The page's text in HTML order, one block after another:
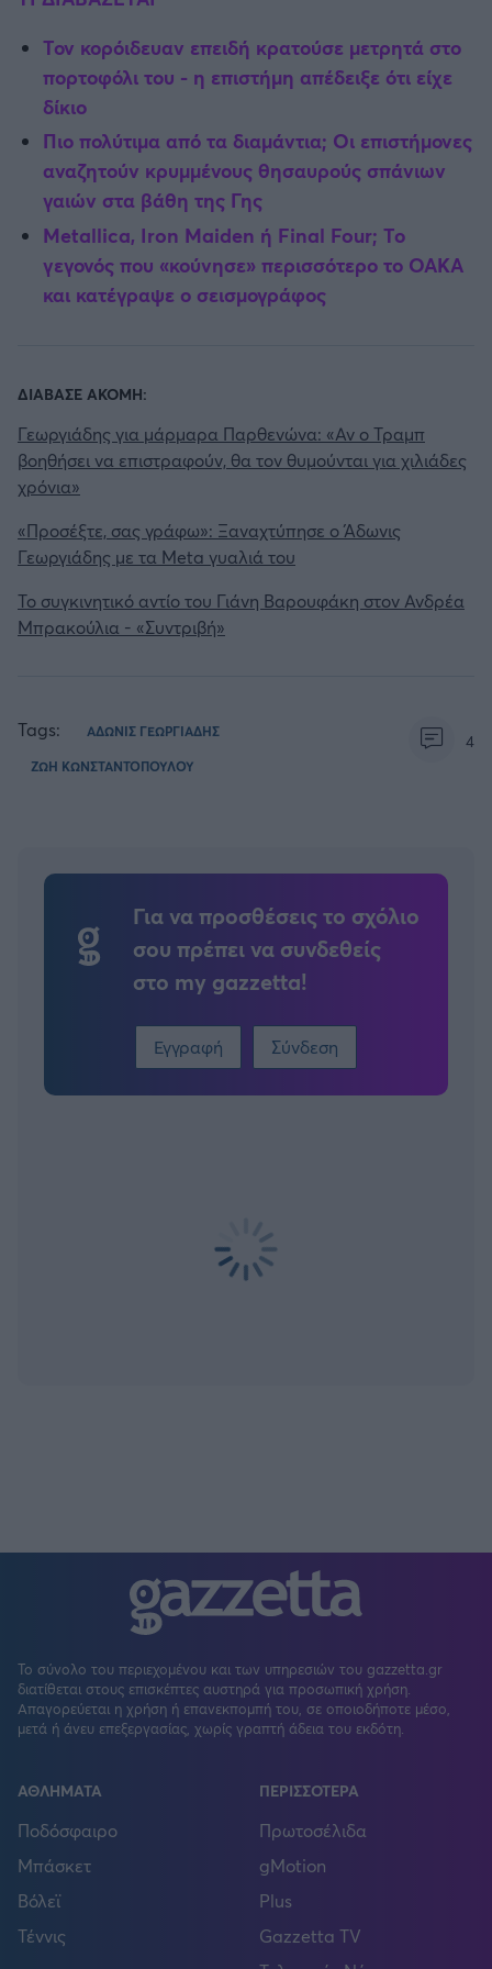
Τον κορόιδευαν επειδή κρατούσε μετρητά στο
πορτοφόλι του - η επιστήμη απέδειξε ότι είχε
δίκιο
Πιο πολύτιμα από τα διαμάντια; Οι επιστήμονες
αναζητούν κρυμμένους θησαυρούς σπάνιων
γαιών στα βάθη της Γης
Metallica, Iron Maiden ή Final Four; Το
γεγονός που «κούνησε» περισσότερο το ΟΑΚΑ
και κατέγραψε ο σεισμογράφος
ΔΙΑΒΑΣΕ ΑΚΟΜΗ:
Γεωργιάδης για μάρμαρα Παρθενώνα: «Αν ο Τραμπ
βοηθήσει να επιστραφούν, θα τον θυμούνται για χιλιάδες
χρόνια»
«Προσέξτε, σας γράφω»: Ξαναχτύπησε ο Άδωνις
Γεωργιάδης με τα Meta γυαλιά του
Το συγκινητικό αντίο του Γιάνη Βαρουφάκη στον Ανδρέα
Μπρακούλια - «Συντριβή»
Tags:
ΑΔΩΝΙΣ ΓΕΩΡΓΙΑΔΗΣ
ΖΩΗ ΚΩΝΣΤΑΝΤΟΠΟΥΛΟΥ
4
Για να προσθέσεις το σχόλιο
σου πρέπει να συνδεθείς
στο my gazzetta!
Εγγραφή Σύνδεση
Το σύνολο του περιεχομένου και των υπηρεσιών του gazzetta.gr
διατίθεται στους επισκέπτες αυστηρά για προσωπική χρήση.
Απαγορεύεται η χρήση ή επανεκπομπή του, σε οποιοδήποτε μέσο,
μετά ή άνευ επεξεργασίας, χωρίς γραπτή άδεια του εκδότη.
ΑΘΛΗΜΑΤΑ
Ποδόσφαιρο
Μπάσκετ
Βόλεϊ
Τέννις
ΠΕΡΙΣΣΟΤΕΡΑ
Πρωτοσέλιδα
gMotion
Plus
Gazzetta TV